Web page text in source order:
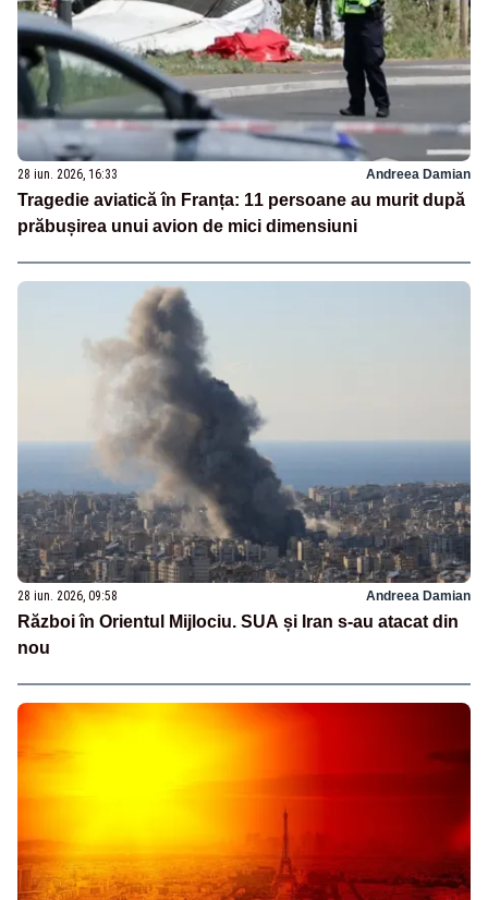
28 iun. 2026, 16:33 Andreea Damian
Tragedie aviatică în Franța: 11 persoane au murit după
prăbușirea unui avion de mici dimensiuni
28 iun. 2026, 09:58 Andreea Damian
Război în Orientul Mijlociu. SUA și Iran s-au atacat din
nou